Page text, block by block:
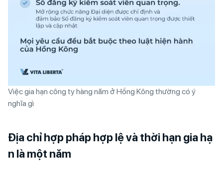
Việc gia hạn công ty hàng năm ở Hồng Kông thường có ý
nghĩa gì
Địa chỉ hợp pháp hợp lệ và thời hạn gia hạ
n là một năm